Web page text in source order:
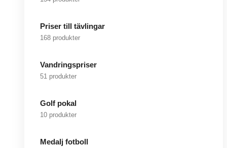
Priser till tävlingar
168 produkter
Vandringspriser
51 produkter
Golf pokal
10 produkter
Medalj fotboll